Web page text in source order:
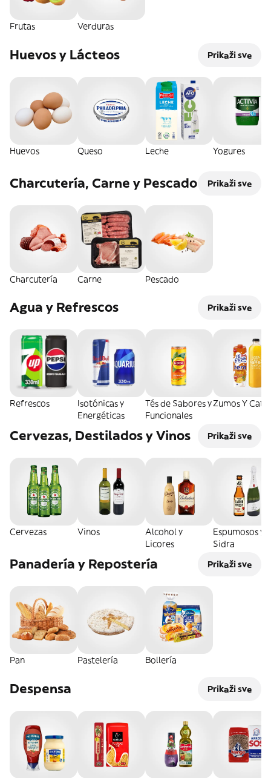
Frutas Verduras
Huevos y Lácteos Prikaži sve
Huevos Queso Leche Yogures
Charcutería, Carne y Pescado Prikaži sve
Charcutería Carne Pescado
Agua y Refrescos Prikaži sve
Refrescos
Isotónicas y
Energéticas
Tés de Sabores y
Funcionales
Zumos Y Cafés
Cervezas, Destilados y Vinos Prikaži sve
Cervezas Vinos
Alcohol y
Licores
Espumosos y
Sidra
Panadería y Repostería Prikaži sve
Pan Pastelería Bollería
Despensa Prikaži sve